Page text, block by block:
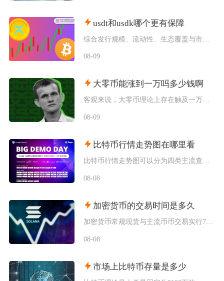
usdt和usdk哪个更有保障
08-09
大零币能涨到一万吗多少钱啊
客观来说，大零币理论上存在触及一万美元的可能性，但短期实现概率极低，当前价位距离目标空间巨
08-09
比特币行情走势图在哪里看
08-08
加密货币的交易时间是多久
08-08
市场上比特币存量是多少